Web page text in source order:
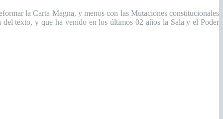
la Carta Magna, y menos con las Mutaciones constitucionales
texto, y que ha venido en los últimos 02 años la Sala y el Poder